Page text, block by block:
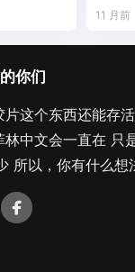
11 月前
你们
这个东西还能存
中文会一直在 只
所以，你有什么想